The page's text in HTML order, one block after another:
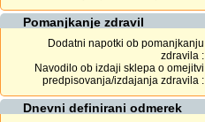
Pomanjkanje zdravil
Dodatni napotki ob pomanjkanju
zdravila :
Navodilo ob izdaji sklepa o omejitvi
predpisovanja/izdajanja zdravila :
Dnevni definirani odmerek